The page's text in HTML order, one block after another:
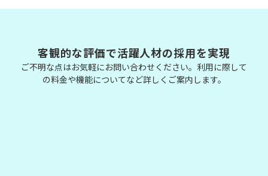
客観的な評価で活躍人材の採用を実現
ご不明な点はお気軽にお問い合わせください。利用に際して
の料金や機能についてなど詳しくご案内します。